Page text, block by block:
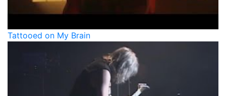
Tattooed on My Brain